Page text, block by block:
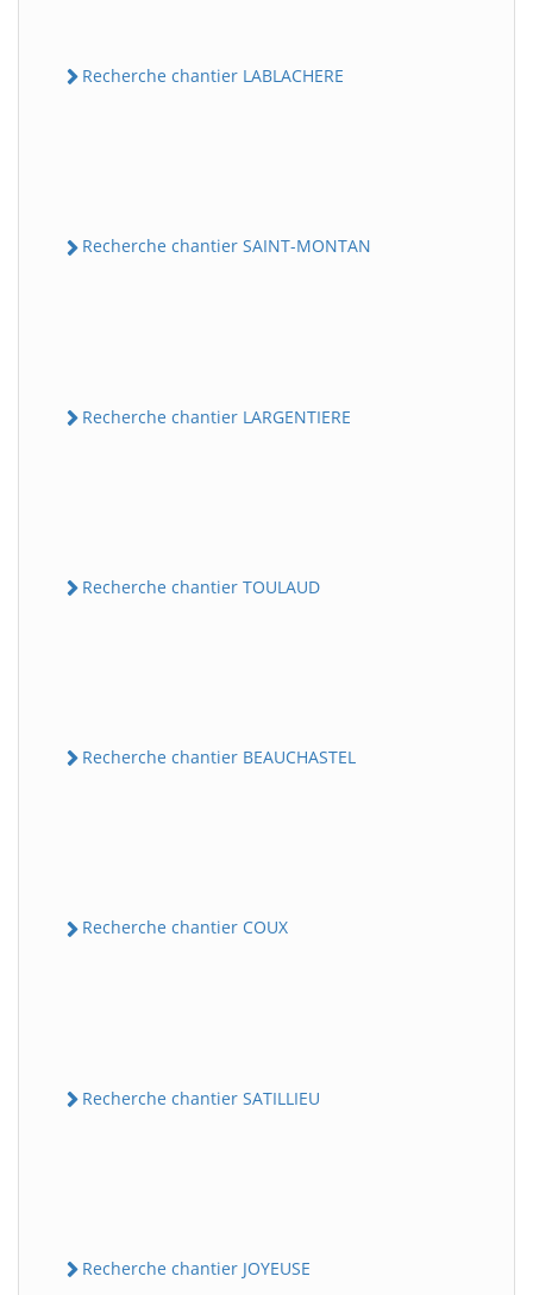
Recherche chantier LABLACHERE
Recherche chantier SAINT-MONTAN
Recherche chantier LARGENTIERE
Recherche chantier TOULAUD
Recherche chantier BEAUCHASTEL
Recherche chantier COUX
Recherche chantier SATILLIEU
Recherche chantier JOYEUSE